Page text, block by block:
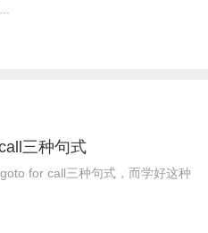
三种句式
for call三种句式，而学好这种